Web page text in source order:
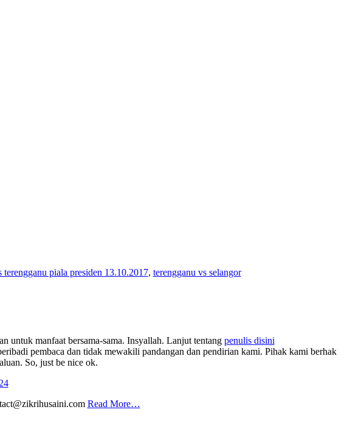
piala presiden 13.10.2017, terengganu vs selangor
untuk manfaat bersama-sama. Insyallah. Lanjut tentang penulis disini
pembaca dan tidak mewakili pandangan dan pendirian kami. Pihak kami berhak
So, just be nice ok.
Read More…